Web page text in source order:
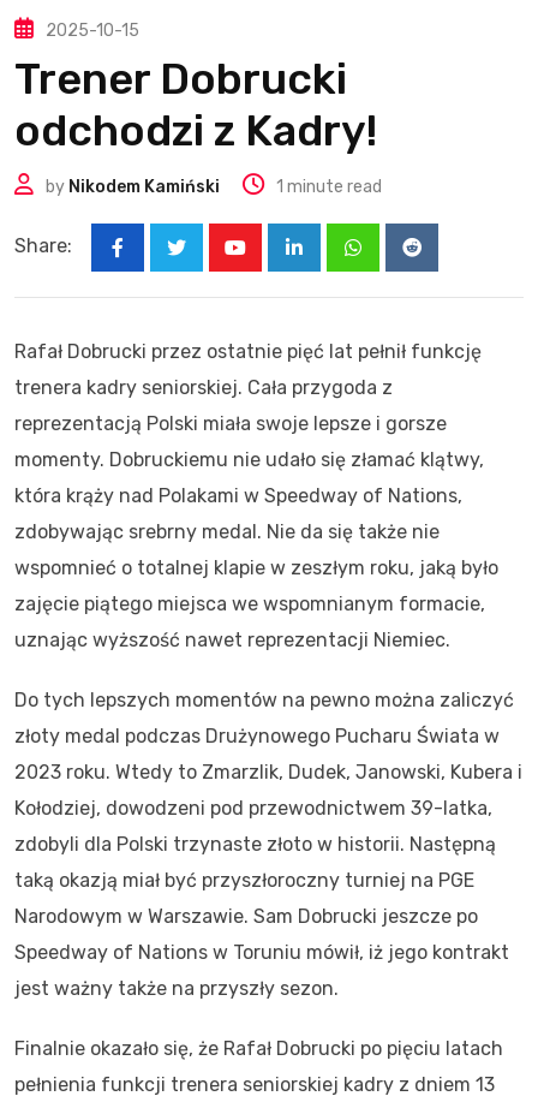
2025-10-15
Trener Dobrucki
odchodzi z Kadry!
by Nikodem Kamiński 1 minute read
Share:
LinkedInWhatsappReddit
Rafał Dobrucki przez ostatnie pięć lat pełnił funkcję
trenera kadry seniorskiej. Cała przygoda z
reprezentacją Polski miała swoje lepsze i gorsze
momenty. Dobruckiemu nie udało się złamać klątwy,
która krąży nad Polakami w Speedway of Nations,
zdobywając srebrny medal. Nie da się także nie
wspomnieć o totalnej klapie w zeszłym roku, jaką było
zajęcie piątego miejsca we wspomnianym formacie,
uznając wyższość nawet reprezentacji Niemiec.
Do tych lepszych momentów na pewno można zaliczyć
złoty medal podczas Drużynowego Pucharu Świata w
2023 roku. Wtedy to Zmarzlik, Dudek, Janowski, Kubera i
Kołodziej, dowodzeni pod przewodnictwem 39-latka,
zdobyli dla Polski trzynaste złoto w historii. Następną
taką okazją miał być przyszłoroczny turniej na PGE
Narodowym w Warszawie. Sam Dobrucki jeszcze po
Speedway of Nations w Toruniu mówił, iż jego kontrakt
jest ważny także na przyszły sezon.
Finalnie okazało się, że Rafał Dobrucki po pięciu latach
pełnienia funkcji trenera seniorskiej kadry z dniem 13